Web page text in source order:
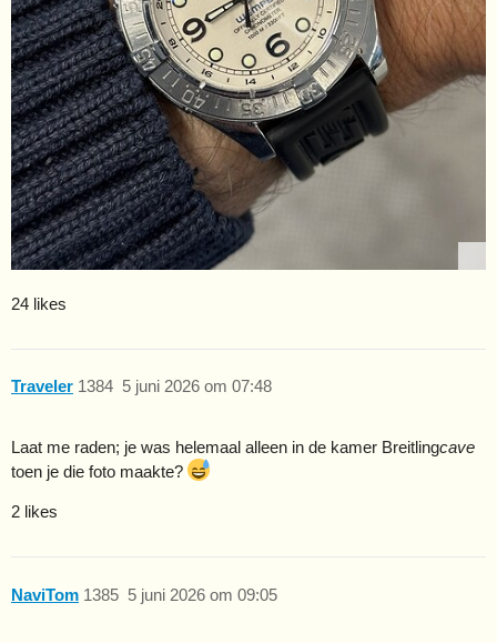
24 likes
Traveler 5 juni 2026 om 07:48
1384
Laat me raden; je was helemaal alleen in de kamer Breitlingcave
toen je die foto maakte?
2 likes
NaviTom 5 juni 2026 om 09:05
1385